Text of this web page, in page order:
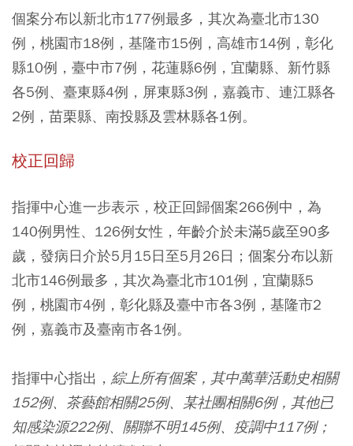
個案分布以新北市177例最多，其次為臺北市130
例，桃園市18例，基隆市15例，高雄市14例，彰化
縣10例，臺中市7例，花蓮縣6例，宜蘭縣、新竹縣
各5例、臺東縣4例，屏東縣3例，嘉義市、連江縣各
2例，苗栗縣、南投縣及雲林縣各1例。
校正回歸
指揮中心進一步表示，校正回歸個案266例中，為
140例男性、126例女性，年齡介於未滿5歲至90多
歲，發病日介於5月15日至5月26日；個案分布以新
北市146例最多，其次為臺北市101例，宜蘭縣5
例，桃園市4例，彰化縣及臺中市各3例，基隆市2
例，嘉義市及臺南市各1例。
指揮中心指出， 綜上所有個案，其中萬華活動史相關
152例、茶藝館相關25例、某社團相關6例，其他已
知感染源222例、關聯不明145例、疫調中117例；